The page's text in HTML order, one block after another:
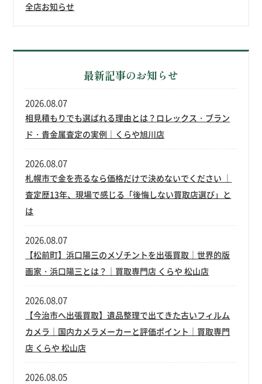
全店お知らせ
最新記事のお知らせ
相見積もりでも選ばれる理由とは？ロレックス・ブラン
ド・貴金属査定の実例｜くらや旭川店
2026.08.07
札幌市で金を売るなら価格だけで決めないでください ｜
査定歴13年、現場で感じる「後悔しない買取店選び」と
は
2026.08.07
【松前町】浜口陽三のメゾチントを出張買取｜世界的版
画家・浜口陽三とは？｜買取専門店 くらや 松山店
2026.08.07
【今治市へ出張買取】遺品整理で出てきた古いフィルム
カメラ｜国内カメラメーカーと評価ポイント｜買取専門
店 くらや 松山店
2026.08.07
2026.08.05